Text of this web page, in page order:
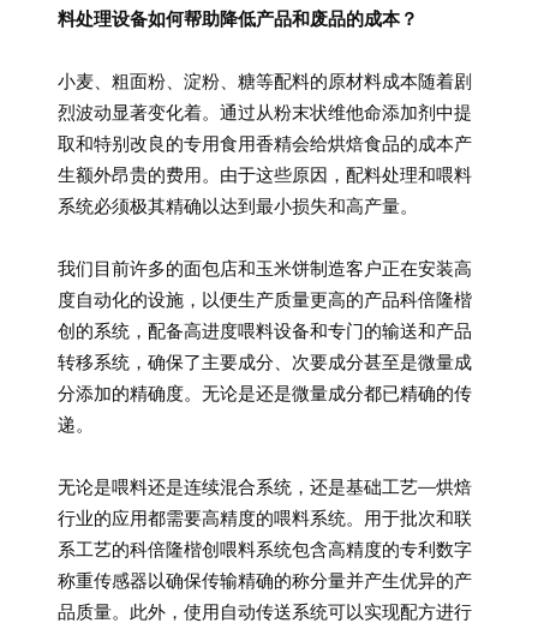
料处理设备如何帮助降低产品和废品的成本？
小麦、粗面粉、淀粉、糖等配料的原材料成本随着剧
烈波动显著变化着。通过从粉末状维他命添加剂中提
取和特别改良的专用食用香精会给烘焙食品的成本产
生额外昂贵的费用。由于这些原因，配料处理和喂料
系统必须极其精确以达到最小损失和高产量。
我们目前许多的面包店和玉米饼制造客户正在安装高
度自动化的设施，以便生产质量更高的产品科倍隆楷
创的系统，配备高进度喂料设备和专门的输送和产品
转移系统，确保了主要成分、次要成分甚至是微量成
分添加的精确度。无论是还是微量成分都已精确的传
递。
无论是喂料还是连续混合系统，还是基础工艺—烘焙
行业的应用都需要高精度的喂料系统。用于批次和联
系工艺的科倍隆楷创喂料系统包含高精度的专利数字
称重传感器以确保传输精确的称分量并产生优异的产
品质量。此外，使用自动传送系统可以实现配方进行